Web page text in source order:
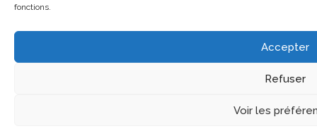
fonctions.
Accepter
Refuser
Voir les